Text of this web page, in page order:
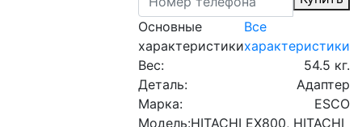
Основные
характеристики
Все
характеристики
Вес:
54.5 кг.
Деталь:
Адаптер
Марка:
ESCO
Модель:HITACHI EX800, HITACHI